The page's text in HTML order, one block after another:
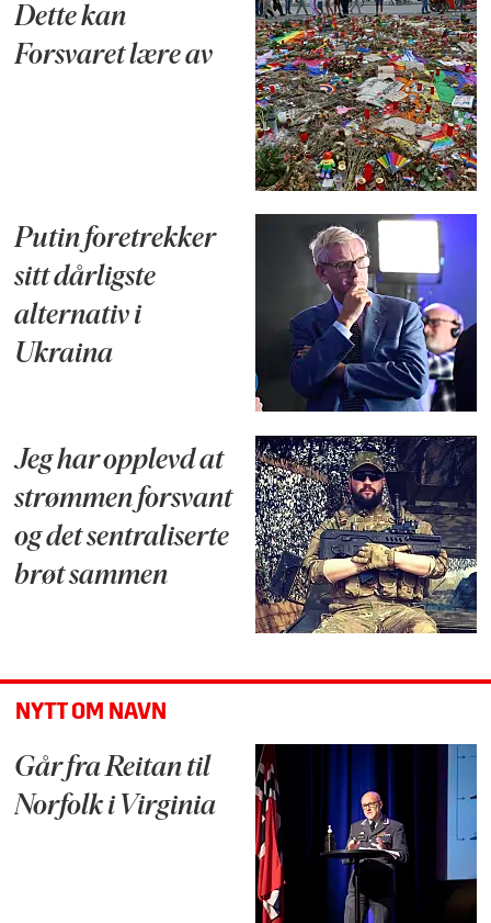
Dette kan
Forsvaret lære av
Putin foretrekker
sitt dårligste
alternativ i
Ukraina
Jeg har opplevd at
strømmen forsvant
og det sentraliserte
brøt sammen
NYTT OM NAVN
Går fra Reitan til
Norfolk i Virginia